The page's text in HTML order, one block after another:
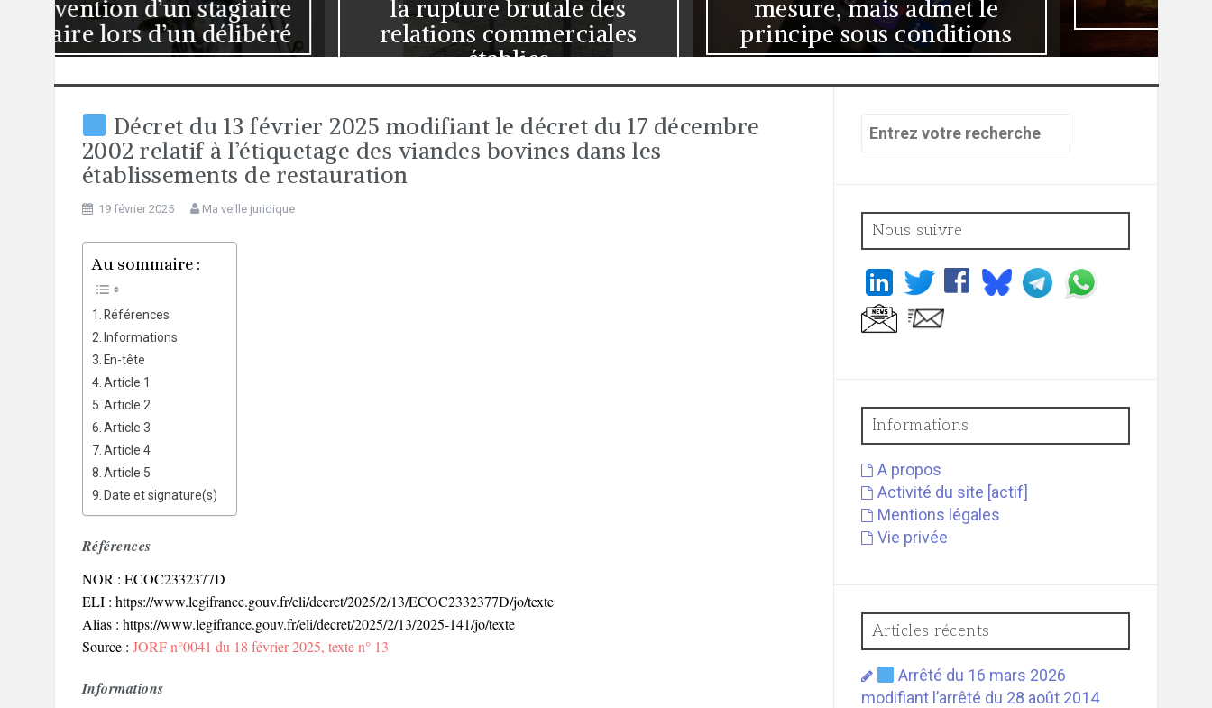
la rupture brutale des
relations commerciales
établies
mesure, mais admet le
principe sous conditions
matière pénale
Décret du 13 février 2025 modifiant le décret du 17 décembre
2002 relatif à l’étiquetage des viandes bovines dans les
établissements de restauration
19 février 2025 Ma veille juridique
Au sommaire :
Références
Informations
En-tête
Article 1
Article 2
Article 3
Article 4
Article 5
Date et signature(s)
Références
NOR : ECOC2332377D
ELI : https://www.legifrance.gouv.fr/eli/decret/2025/2/13/ECOC2332377D/jo/texte
Alias : https://www.legifrance.gouv.fr/eli/decret/2025/2/13/2025-141/jo/texte
Source : JORF n°0041 du 18 février 2025, texte n° 13
Informations
Recherche
Nous suivre
Informations
A propos
Activité du site [actif]
Mentions légales
Vie privée
Articles récents
Arrêté du 16 mars 2026
modifiant l’arrêté du 28 août 2014